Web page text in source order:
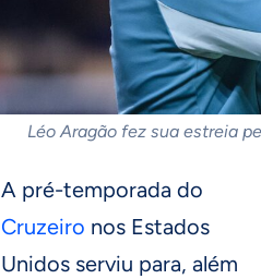
Léo Aragão fez sua estreia
A pré-temporada do
Cruzeiro nos Estados
Unidos serviu para, além